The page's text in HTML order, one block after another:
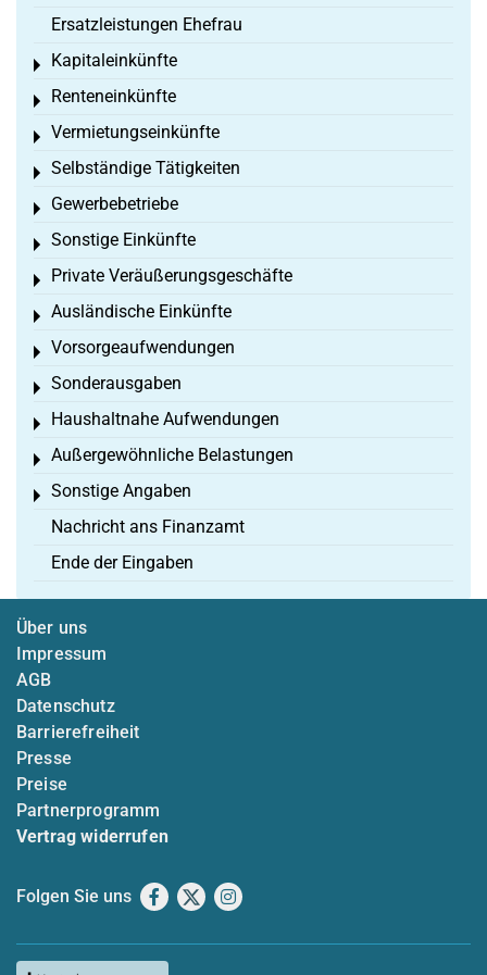
Ersatzleistungen Ehefrau
Kapitaleinkünfte
Toggle menu
Renteneinkünfte
Toggle menu
Vermietungseinkünfte
Toggle menu
Selbständige Tätigkeiten
Toggle menu
Gewerbebetriebe
Toggle menu
Sonstige Einkünfte
Toggle menu
Private Veräußerungsgeschäfte
Toggle menu
Ausländische Einkünfte
Toggle menu
Vorsorgeaufwendungen
Toggle menu
Sonderausgaben
Toggle menu
Haushaltnahe Aufwendungen
Toggle menu
Außergewöhnliche Belastungen
Toggle menu
Sonstige Angaben
Toggle menu
Nachricht ans Finanzamt
Ende der Eingaben
Über uns
Impressum
AGB
Datenschutz
Barrierefreiheit
Presse
Preise
Partnerprogramm
Vertrag widerrufen
Folgen Sie uns Facebook
X Instagram